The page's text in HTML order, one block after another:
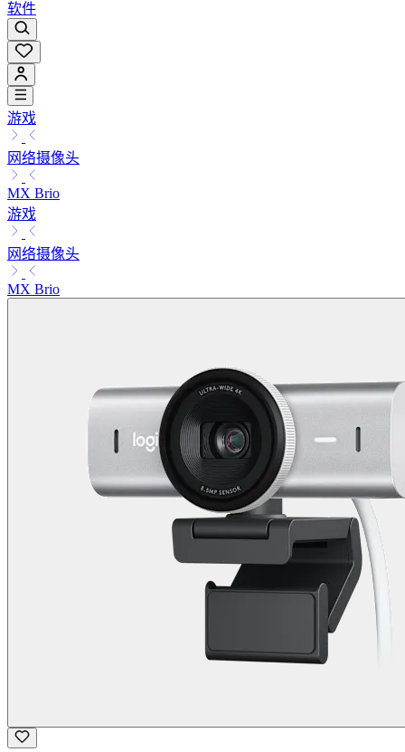
软件
游戏
网络摄像头
MX Brio
游戏
网络摄像头
MX Brio